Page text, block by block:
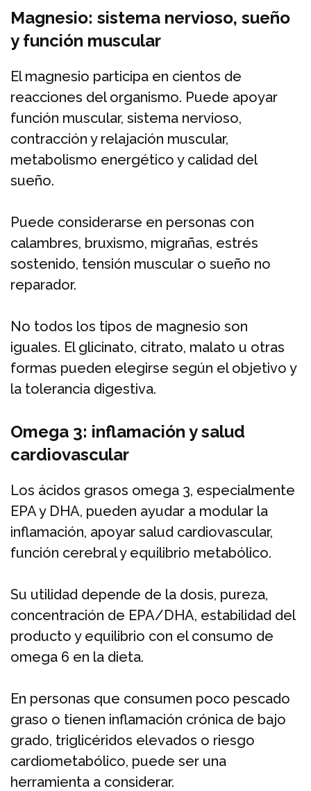
Magnesio: sistema nervioso, sueño
y función muscular
El magnesio participa en cientos de
reacciones del organismo. Puede apoyar
función muscular, sistema nervioso,
contracción y relajación muscular,
metabolismo energético y calidad del
sueño.
Puede considerarse en personas con
calambres, bruxismo, migrañas, estrés
sostenido, tensión muscular o sueño no
reparador.
No todos los tipos de magnesio son
iguales. El glicinato, citrato, malato u otras
formas pueden elegirse según el objetivo y
la tolerancia digestiva.
Omega 3: inflamación y salud
cardiovascular
Los ácidos grasos omega 3, especialmente
EPA y DHA, pueden ayudar a modular la
inflamación, apoyar salud cardiovascular,
función cerebral y equilibrio metabólico.
Su utilidad depende de la dosis, pureza,
concentración de EPA/DHA, estabilidad del
producto y equilibrio con el consumo de
omega 6 en la dieta.
En personas que consumen poco pescado
graso o tienen inflamación crónica de bajo
grado, triglicéridos elevados o riesgo
cardiometabólico, puede ser una
herramienta a considerar.